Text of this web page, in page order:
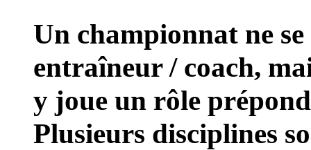
Un championnat ne
entraîneur / coach,
y joue un rôle
Plusieurs disciplines